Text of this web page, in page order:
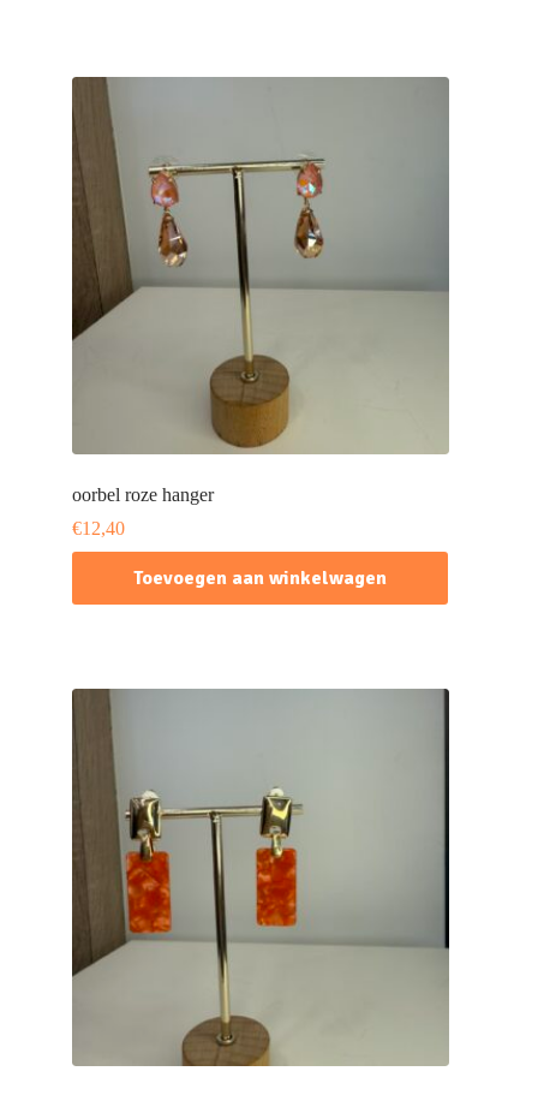
oorbel roze hanger
€12,40
Toevoegen aan winkelwagen